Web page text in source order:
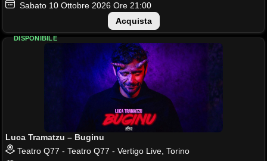
Sabato 10 Ottobre 2026 Ore 21:00
Acquista
Luca Tramatzu – Buginu
Teatro Q77 - Teatro Q77 - Vertigo Live, Torino
DISPONIBILE